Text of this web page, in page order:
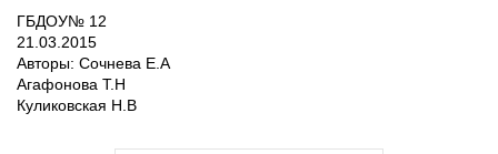
ГБДОУ№ 12
21.03.2015
Авторы: Сочнева Е.А
Агафонова Т.Н
Куликовская Н.В